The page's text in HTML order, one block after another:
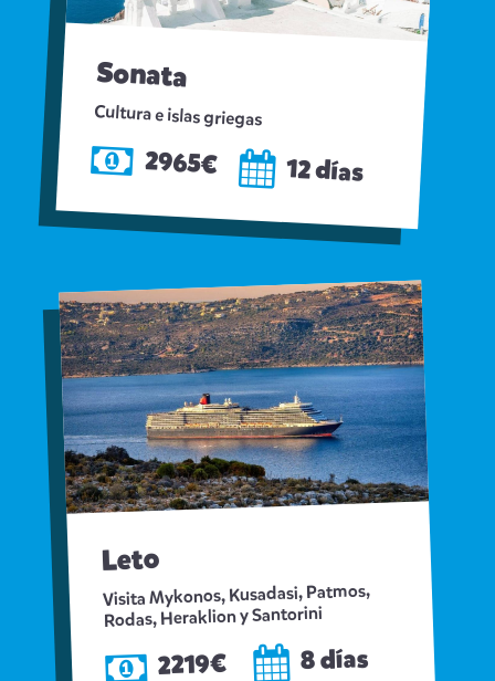
Sonata
Cultura e islas griegas
2965€ 12 días
Leto
Visita Mykonos, Kusadasi, Patmos,
Rodas, Heraklion y Santorini
2219€ 8 días